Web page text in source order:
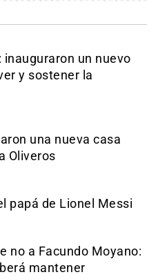
inauguraron un nuevo
y sostener la
una nueva casa
Oliveros
papá de Lionel Messi
no a Facundo Moyano:
mantener